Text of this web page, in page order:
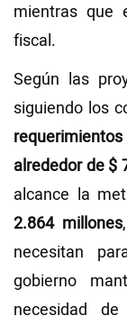
mientras que
fiscal.
Según las
siguiendo los
alrededor de $
alcance la
2.864 millones
necesitan
gobierno
necesidad